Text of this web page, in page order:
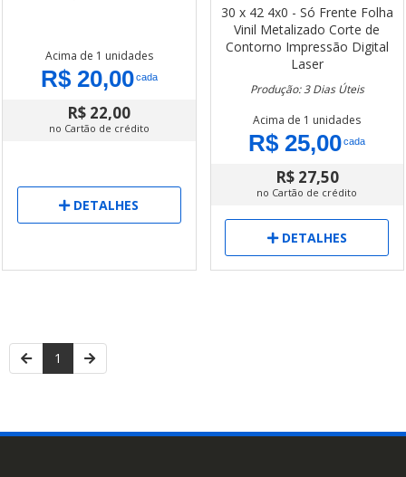
Acima de 1 unidades
R$ 20,00cada
R$ 22,00
no Cartão de crédito
DETALHES
30 x 42 4x0 - Só Frente Folha
Vinil Metalizado Corte de
Contorno Impressão Digital
Laser
Produção: 3 Dias Úteis
Acima de 1 unidades
R$ 25,00cada
R$ 27,50
no Cartão de crédito
DETALHES
1